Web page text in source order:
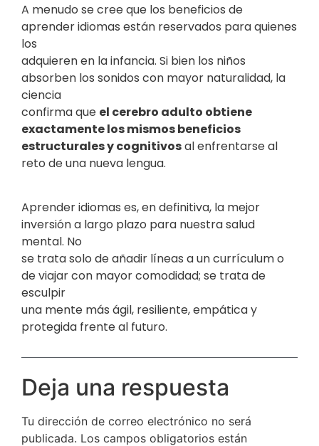
A menudo se cree que los beneficios de
aprender idiomas están reservados para quienes
los
adquieren en la infancia. Si bien los niños
absorben los sonidos con mayor naturalidad, la
ciencia
confirma que el cerebro adulto obtiene
exactamente los mismos beneficios
estructurales y cognitivosal enfrentarse al
reto de una nueva lengua.
Aprender idiomas es, en definitiva, la mejor
inversión a largo plazo para nuestra salud
mental. No
se trata solo de añadir líneas a un currículum o
de viajar con mayor comodidad; se trata de
esculpir
una mente más ágil, resiliente, empática y
protegida frente al futuro.
Deja una respuesta
Tu dirección de correo electrónico no será
publicada. Los campos obligatorios están